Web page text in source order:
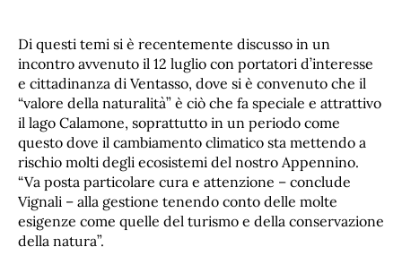
Di questi temi si è recentemente discusso in un
incontro avvenuto il 12 luglio con portatori d’interesse
e cittadinanza di Ventasso, dove si è convenuto che il
“valore della naturalità” è ciò che fa speciale e attrattivo
il lago Calamone, soprattutto in un periodo come
questo dove il cambiamento climatico sta mettendo a
rischio molti degli ecosistemi del nostro Appennino.
“Va posta particolare cura e attenzione – conclude
Vignali – alla gestione tenendo conto delle molte
esigenze come quelle del turismo e della conservazione
della natura”.